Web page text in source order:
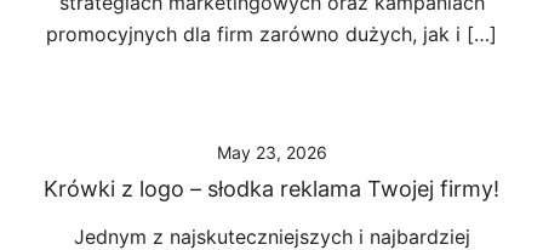
promocyjnych dla firm zarówno dużych, jak i […]
May 23, 2026
Krówki z logo – słodka reklama Twojej firmy!
Jednym z najskuteczniejszych i najbardziej